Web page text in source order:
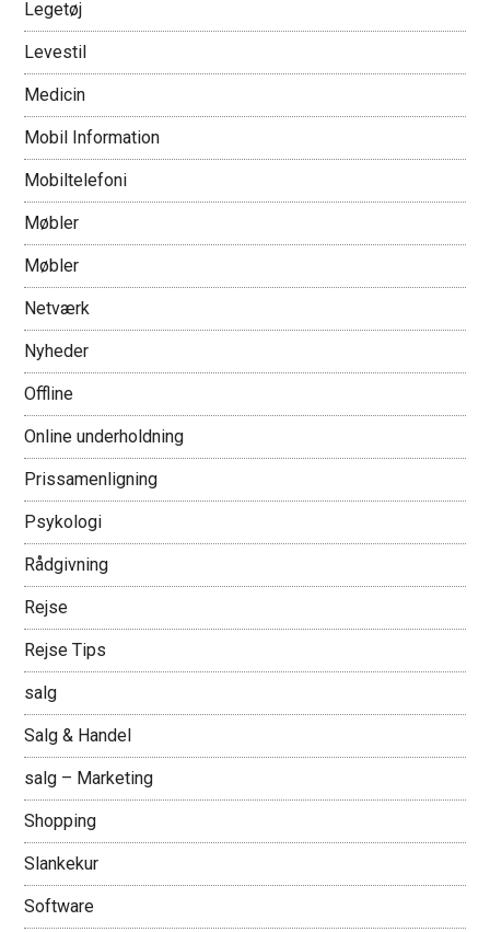
Legetøj
Levestil
Medicin
Mobil Information
Mobiltelefoni
Møbler
Møbler
Netværk
Nyheder
Offline
Online underholdning
Prissamenligning
Psykologi
Rådgivning
Rejse
Rejse Tips
salg
Salg & Handel
salg – Marketing
Shopping
Slankekur
Software